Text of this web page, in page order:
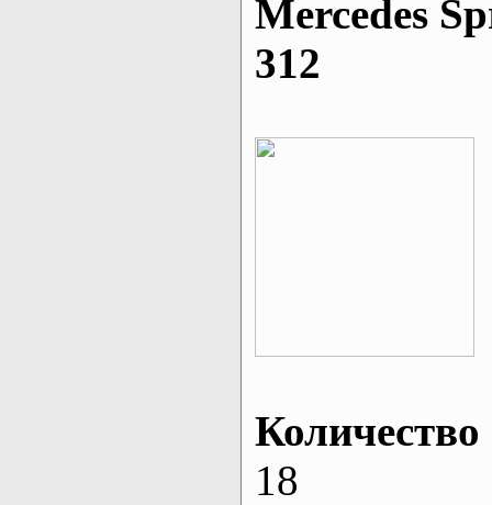
Mеrcedes
312
Количество
18